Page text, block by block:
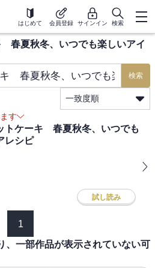
はじめて 会員登録 サインイン 検索
春夏秋冬、いつでも楽しいアイ
検索
一致度順
す
トケーキ 春夏秋冬、いつでも
レシピ
試し読み
1
、一部作品が表示されていない可